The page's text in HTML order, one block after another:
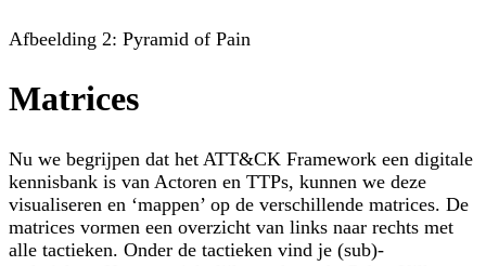
Afbeelding 2: Pyramid of Pain
Matrices
Nu we begrijpen dat het ATT&CK Framework een digitale
kennisbank is van Actoren en TTPs, kunnen we deze
visualiseren en ‘mappen’ op de verschillende matrices. De
matrices vormen een overzicht van links naar rechts met
alle tactieken. Onder de tactieken vind je (sub)-